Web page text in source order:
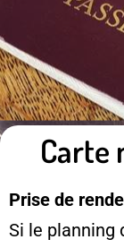
Carte
Prise de
Si le planning